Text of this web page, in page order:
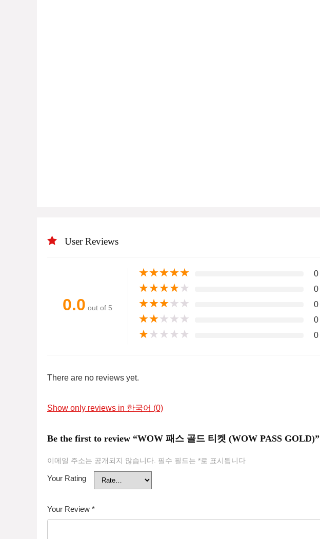
User Reviews
0.0 out of 5
★★★★★ 0
★★★★★ 0
★★★★★ 0
★★★★★ 0
★★★★★ 0
There are no reviews yet.
Show only reviews in 한국어 (0)
Be the first to review “WOW 패스 골드 티켓 (WOW PASS GOLD)”
이메일 주소는 공개되지 않습니다. 필수 필드는 *로 표시됩니다
Your Rating
Your Review *